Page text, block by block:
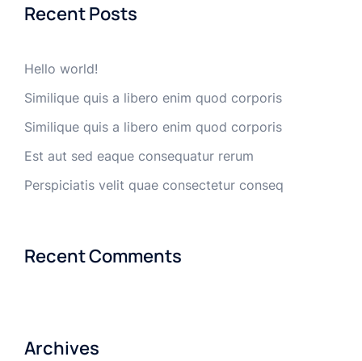
Recent Posts
Hello world!
Similique quis a libero enim quod corporis
Similique quis a libero enim quod corporis
Est aut sed eaque consequatur rerum
Perspiciatis velit quae consectetur conseq
Recent Comments
Archives